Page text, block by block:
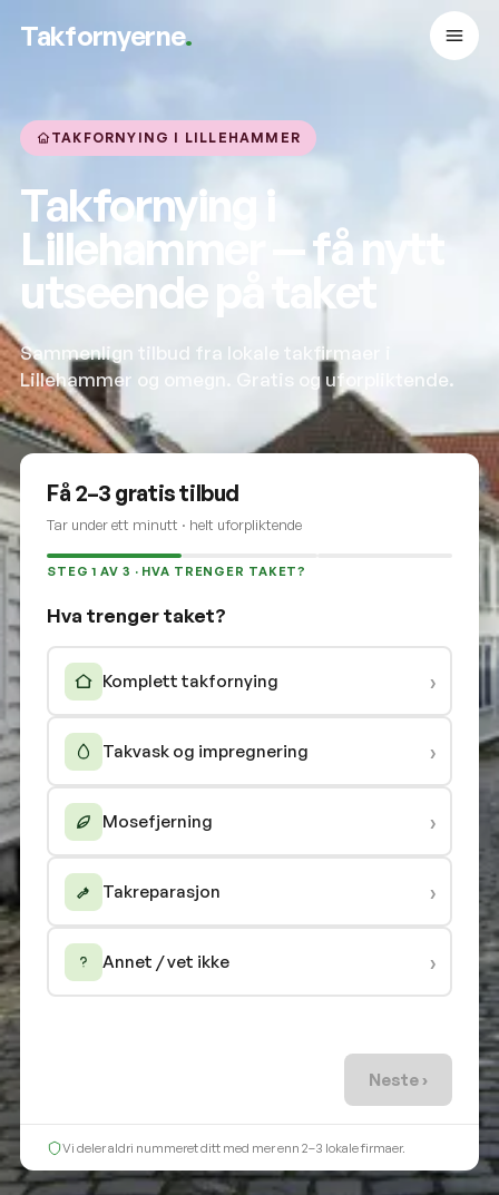
Takfornyerne.
TAKFORNYING I LILLEHAMMER
Takfornying i
Lillehammer — få nytt
utseende på taket
Sammenlign tilbud fra lokale takfirmaer i
Lillehammer og omegn. Gratis og uforpliktende.
Få 2–3 gratis tilbud
Tar under ett minutt · helt uforpliktende
STEG 1 AV 3 · HVA TRENGER TAKET?
Hva trenger taket?
Komplett takfornying ›
Takvask og impregnering ›
Mosefjerning ›
Takreparasjon ›
Annet / vet ikke ›
Neste ›
Vi deler aldri nummeret ditt med mer enn 2–3 lokale firmaer.